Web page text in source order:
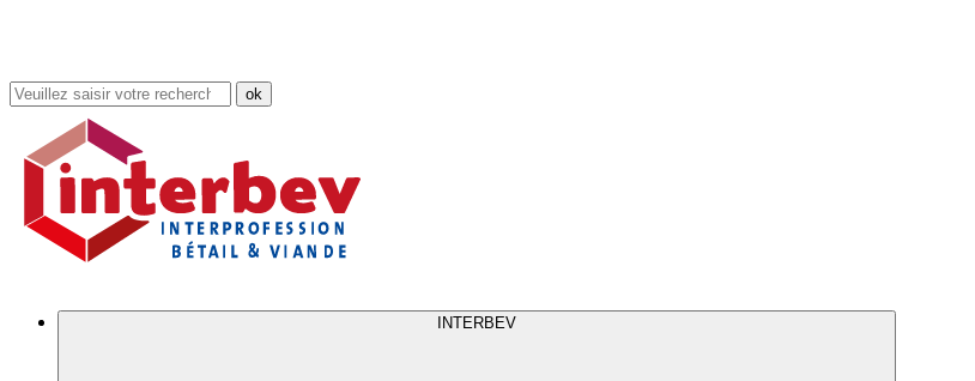
Rechercher
dans
site
INTERBEV